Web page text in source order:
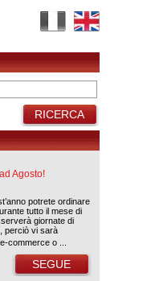
RICERCA
Agosto!
potrete ordinare
tutto il mese di
giornate di
perciò vi sarà
commerce o ...
SEGUE